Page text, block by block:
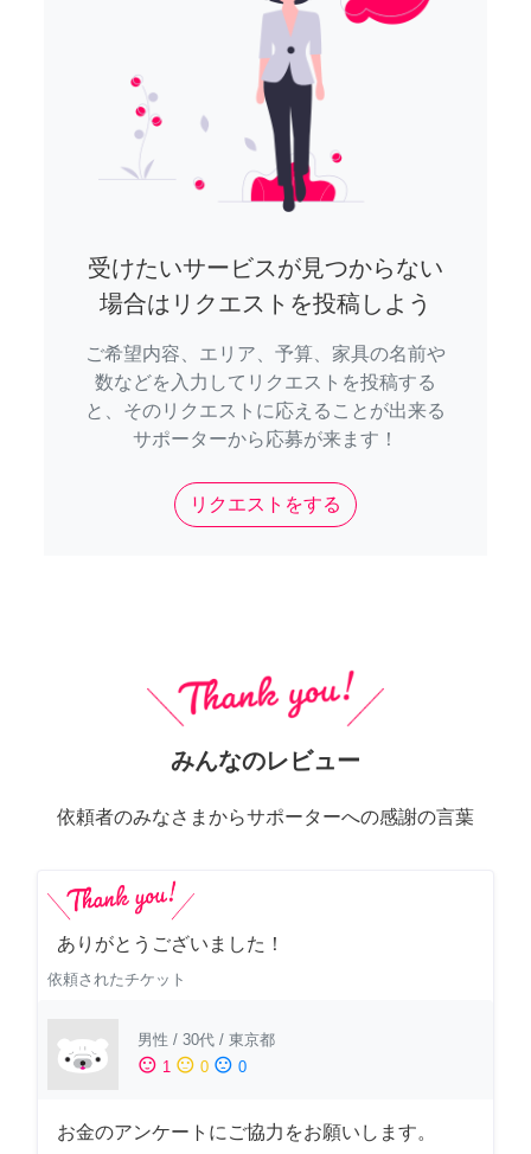
受けたいサービスが見つからない
場合はリクエストを投稿しよう
ご希望内容、エリア、予算、家具の名前や
数などを入力してリクエストを投稿する
と、そのリクエストに応えることが出来る
サポーターから応募が来ます！
リクエストをする
みんなのレビュー
依頼者のみなさまからサポーターへの感謝の言葉
ありがとうございました！
依頼されたチケット
男性 / 30代 / 東京都
sentiment_satisfied 1 sentiment_neutral 0 sentiment_dissatisfied 0
お金のアンケートにご協力をお願いします。